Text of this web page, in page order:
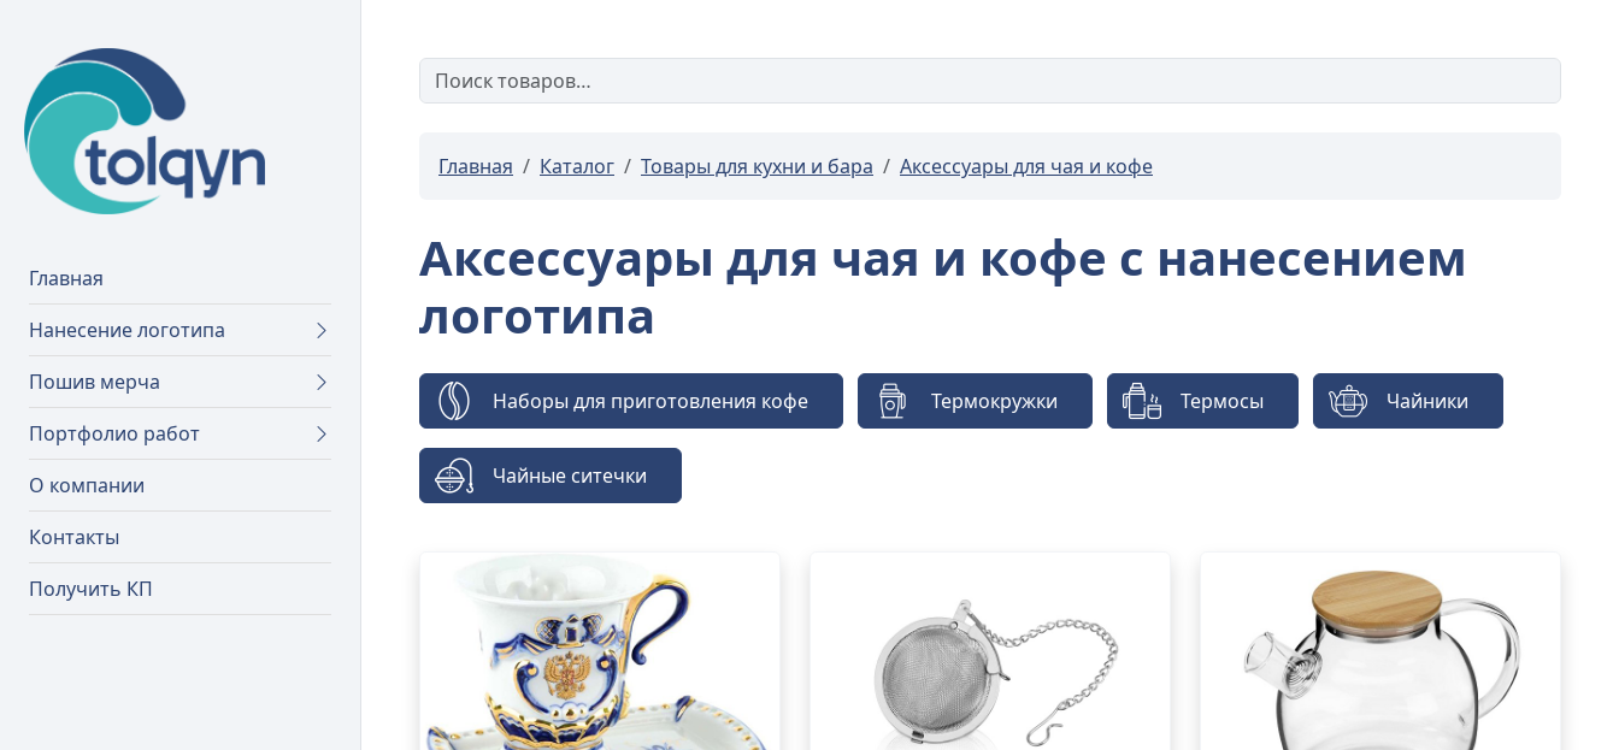
Главная
Нанесение логотипа
Пошив мерча
Портфолио работ
О компании
Контакты
Получить КП
Главная Каталог Товары для кухни и бара Аксессуары для чая и кофе
Аксессуары для чая и кофе с нанесением
логотипа
Наборы для приготовления кофе Термокружки Термосы Чайники
Чайные ситечки